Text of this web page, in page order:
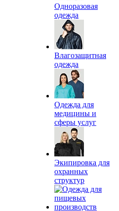
Одноразовая
одежда
Влагозащитная
одежда
Одежда для
медицины и
сферы услуг
Экипировка для
охранных
структур